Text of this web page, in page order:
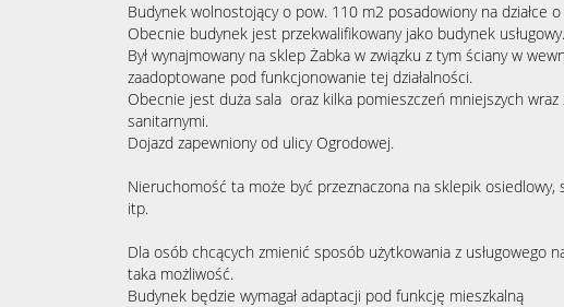
Budynek wolnostojący o pow. 110 m2 posadowiony na działce
Obecnie budynek jest przekwalifikowany jako budynek usługowy.
Był wynajmowany na sklep Żabka w związku z tym ściany w
zaadoptowane pod funkcjonowanie tej działalności.
Obecnie jest duża sala oraz kilka pomieszczeń mniejszych wraz
sanitarnymi.
Dojazd zapewniony od ulicy Ogrodowej.
Nieruchomość ta może być przeznaczona na sklepik osiedlowy,
itp.
Dla osób chcących zmienić sposób użytkowania z usługowego
taka możliwość.
Budynek będzie wymagał adaptacji pod funkcję mieszkalną